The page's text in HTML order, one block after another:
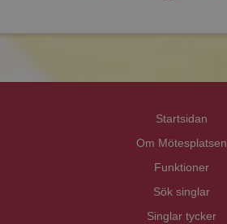
Startsidan
Om Mötesplatsen
Funktioner
Sök singlar
Singlar tycker